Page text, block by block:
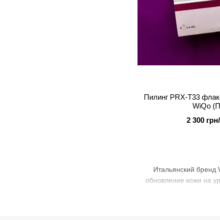
Итальянский
обновление кожи на
Пилинг PRX-T33
WiQo
2 300